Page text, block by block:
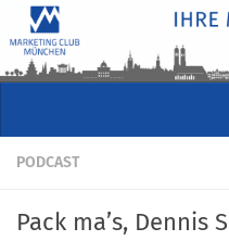
VERANSTALTUNGEN
Rückblicke
PODCAST
Pack ma’s, Dennis